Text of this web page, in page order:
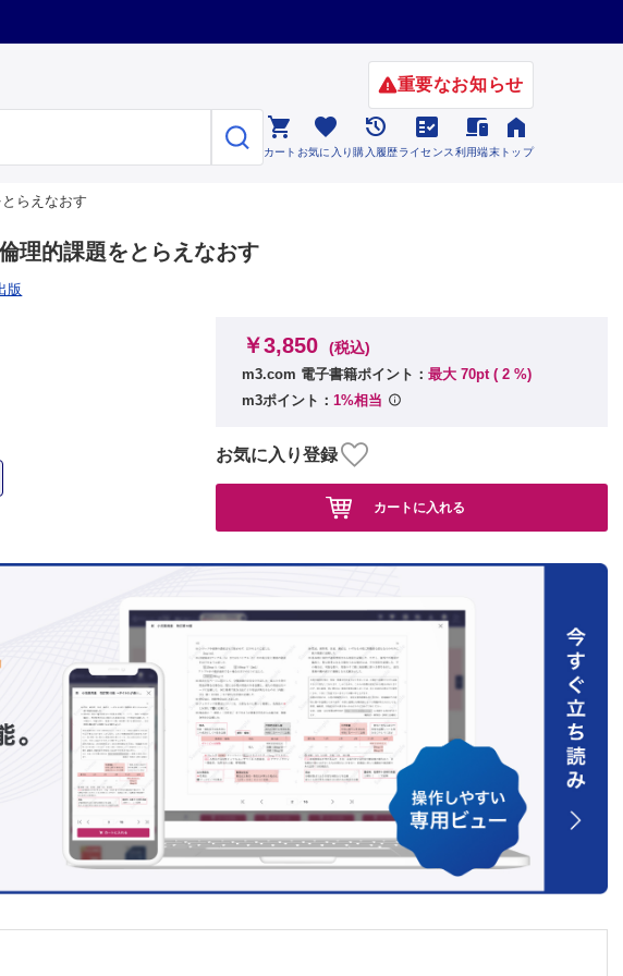
重要なお知らせ

カート

お気に入り

購入履歴

ライセンス

利用端末

トップ
らえなおす
理的課題をとらえなおす
版
倫理的課題
らえ，解決するための基礎
くか
倫理的課題
実在しません
れる
ていても日中は起こしておく
ンサーを使い続けていいの？
やがっているのに…
末期高齢者の望みに向き合わ
なるかもしれないのに…
￥3,850 (税込)
m3.com 電子書籍ポイント： 最大 70pt ( 2 %)
m3ポイント： 1%相当
お気に入り登録
カートに入れる